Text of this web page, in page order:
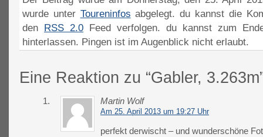
wurde unter Toureninfos abgelegt. du kannst die
den RSS 2.0 Feed verfolgen. du kannst zum
hinterlassen. Pingen ist im Augenblick nicht erlaubt.
Eine Reaktion zu “Gabler,
1. Martin Wolf
Am 25. April 2013 um 19:27 Uhr
perfekt derwischt – und wunderschöne